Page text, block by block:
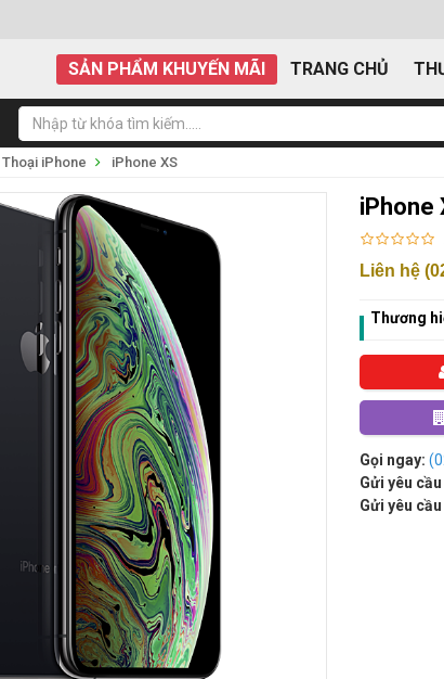
SẢN PHẨM KHUYẾN MÃI TRANG CHỦ
iPhone iPhone XS
iPhone
Liên hệ
Thương
Gọi ngay:
Gửi yêu
Gửi yêu